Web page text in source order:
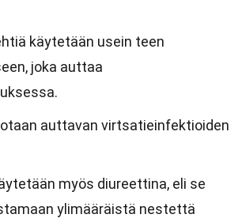
käytetään usein teen
joka auttaa
auttavan virtsatieinfektioiden
myös diureettina, eli se
ylimääräistä nestettä